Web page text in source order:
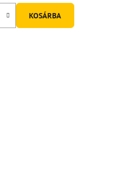
KOSÁRBA